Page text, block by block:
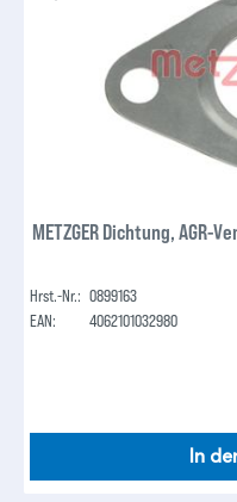
METZGER Dichtung, AGR-
Hrst.-Nr.: 0899163
EAN:
4062101032980
In